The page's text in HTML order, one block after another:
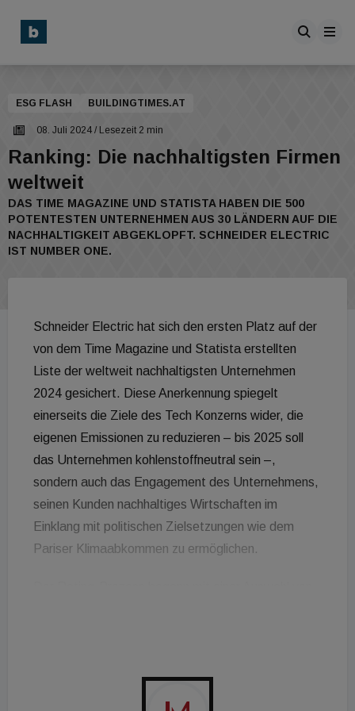
ESG FLASH BUILDINGTIMES.AT
08. Juli 2024 / Lesezeit 2 min
Ranking: Die nachhaltigsten Firmen
weltweit
DAS TIME MAGAZINE UND STATISTA HABEN DIE 500
POTENTESTEN UNTERNEHMEN AUS 30 LÄNDERN AUF DIE
NACHHALTIGKEIT ABGEKLOPFT. SCHNEIDER ELECTRIC
IST NUMBER ONE.
Schneider Electric hat sich den ersten Platz auf der
von dem Time Magazine und Statista erstellten
Liste der weltweit nachhaltigsten Unternehmen
2024 gesichert. Diese Anerkennung spiegelt
einerseits die Ziele des Tech Konzerns wider, die
eigenen Emissionen zu reduzieren – bis 2025 soll
das Unternehmen kohlenstoffneutral sein –,
sondern auch das Engagement des Unternehmens,
seinen Kunden nachhaltiges Wirtschaften im
Einklang mit politischen Zielsetzungen wie dem
Pariser Klimaabkommen zu ermöglichen.
berücksichtig wurden. Anschließend wurden nicht